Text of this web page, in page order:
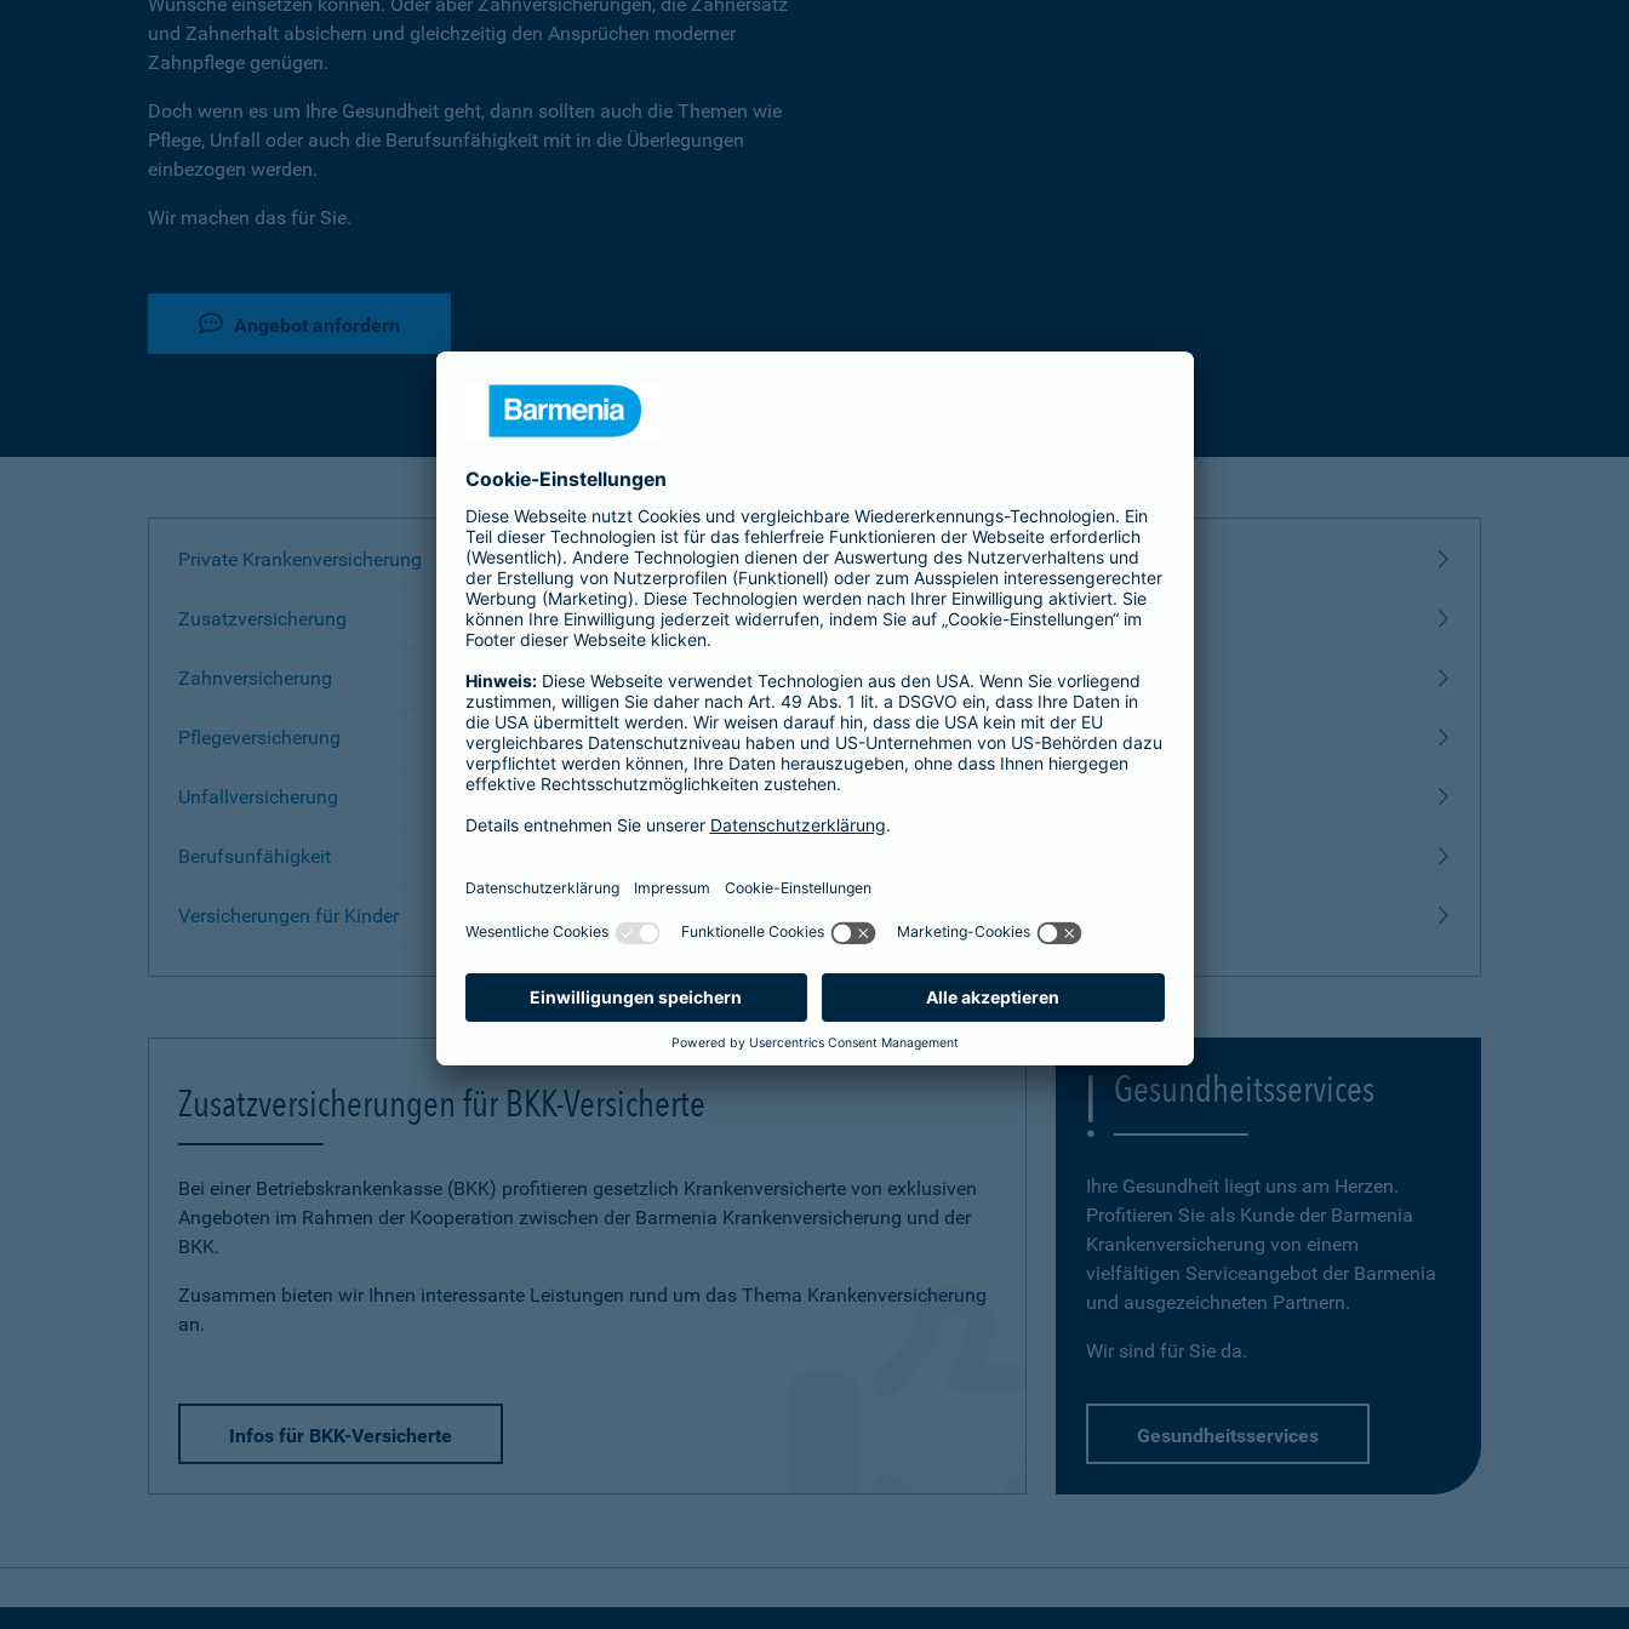
und Zahnerhalt absichern und gleichzeitig den Ansprüchen moderner
Zahnpflege genügen.
Doch wenn es um Ihre Gesundheit geht, dann sollten auch die Themen wie
Pflege, Unfall oder auch die Berufsunfähigkeit mit in die Überlegungen
einbezogen werden.
Wir machen das für Sie.
Angebot anfordern
Private Krankenversicherung
Zusatzversicherung
Zahnversicherung
Pflegeversicherung
Unfallversicherung
Berufsunfähigkeit
Versicherungen für Kinder
Zusatzversicherungen für BKK-Versicherte
Bei einer Betriebskrankenkasse (BKK) profitieren gesetzlich Krankenversicherte von exklusiven
Angeboten im Rahmen der Kooperation zwischen der Barmenia Krankenversicherung und der
BKK.
Zusammen bieten wir Ihnen interessante Leistungen rund um das Thema Krankenversicherung
an.
Infos für BKK-Versicherte
Gesundheitsservices
Ihre Gesundheit liegt uns am Herzen.
Profitieren Sie als Kunde der Barmenia
Krankenversicherung von einem
vielfältigen Serviceangebot der Barmenia
und ausgezeichneten Partnern.
Wir sind für Sie da.
Gesundheitsservices